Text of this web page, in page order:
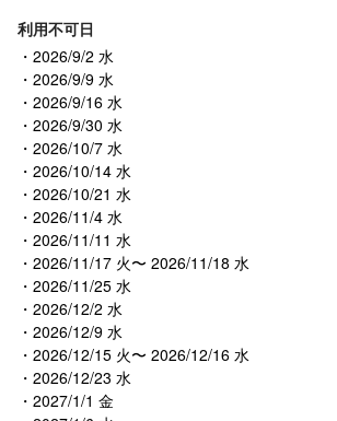
利用不可日
2026/9/2 水
2026/9/9 水
2026/9/16 水
2026/9/30 水
2026/10/7 水
2026/10/14 水
2026/10/21 水
2026/11/4 水
2026/11/11 水
2026/11/17 火〜 2026/11/18 水
2026/11/25 水
2026/12/2 水
2026/12/9 水
2026/12/15 火〜 2026/12/16 水
2026/12/23 水
2027/1/1 金